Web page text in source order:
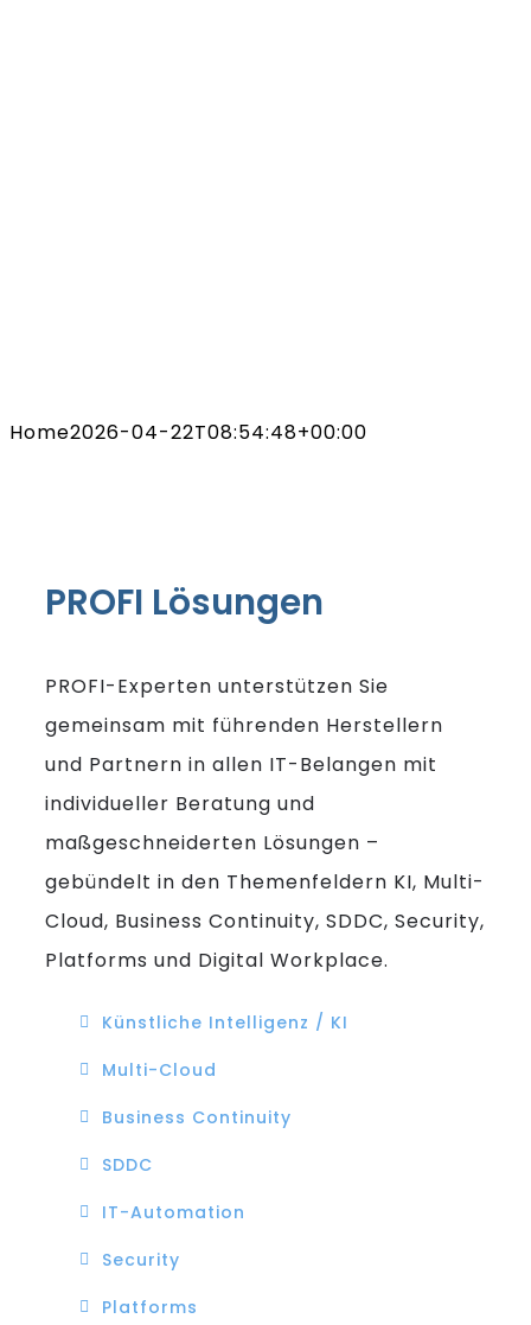
Home2026-04-22T08:54:48+00:00
PROFI Lösungen
PROFI-Experten unterstützen Sie
gemeinsam mit führenden Herstellern
und Partnern in allen IT-Belangen mit
individueller Beratung und
maßgeschneiderten Lösungen –
gebündelt in den Themenfeldern KI, Multi-
Cloud, Business Continuity, SDDC, Security,
Platforms und Digital Workplace.
Künstliche Intelligenz / KI
Multi-Cloud
Business Continuity
SDDC
IT-Automation
Security
Platforms